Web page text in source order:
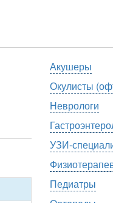
Акушеры
Окулисты
Неврологи
УЗИ-
Педиатры